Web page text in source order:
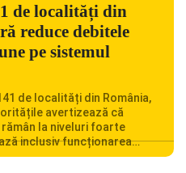
de localități din
reduce debitele
pe sistemul
de localități din România,
avertizează că
la niveluri foarte
inclusiv funcționarea
România se confruntă